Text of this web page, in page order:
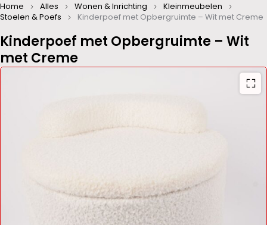
Kinderpoef met Opbergruimte – Wit
met Creme
Home Alles Wonen & Inrichting
Kleinmeubelen
Stoelen & Poefs
Kinderpoef met Opbergruimte – Wit met Creme